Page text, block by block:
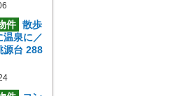
件 散歩
温泉に／
源台 288